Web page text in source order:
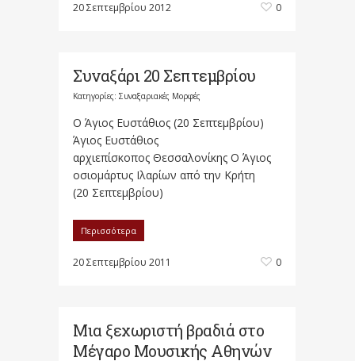
20 Σεπτεμβρίου 2012 0
Συναξάρι 20 Σεπτεμβρίου
Κατηγορίες: Συναξαριακές Μορφές
Ο Άγιος Ευστάθιος (20 Σεπτεμβρίου)
Άγιος Ευστάθιος
αρχιεπίσκοπος Θεσσαλονίκης Ο Άγιος
οσιομάρτυς Ιλαρίων από την Κρήτη
(20 Σεπτεμβρίου)
Περισσότερα
20 Σεπτεμβρίου 2011 0
Μια ξεχωριστή βραδιά στο
Μέγαρο Μουσικής Αθηνών